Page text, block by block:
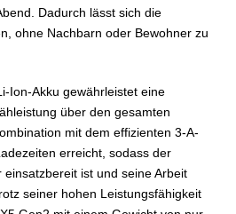
Dadurch lässt sich die
ohne Nachbarn oder Bewohner zu
Ion-Akku gewährleistet eine
über den gesamten
mit dem effizienten 3-A-
erreicht, sodass der
ist und seine Arbeit
seiner hohen Leistungsfähigkeit